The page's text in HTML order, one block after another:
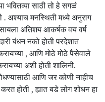
भवितव्या साठी तो हे सगळं
. अश्याच मनस्थिती मध्ये अनुराग
अतिशय आकर्षक वय वर्ष
बंधन नको होती परदेशात
, आणि मोठे मोठे पैसेवाले
अशी होती शालिनी.
आणि जर कोणी नाहीच
होती , ह्यात बडे लोग शोधन हा